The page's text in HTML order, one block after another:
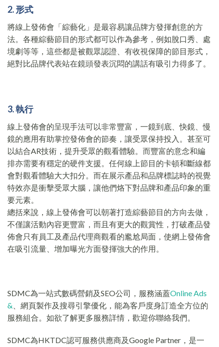
2. 形式
將線上發佈會「綜藝化」是最容易讓品牌方發揮創意的方
法。各種綜藝節目的形式都可以作為參考，例如脫口秀、處
境劇等等，這些都是被觀眾認證、有收視保障的節目形式，
絕對比品牌代表站在鏡頭發表沉悶的講話有吸引力得多了。
3. 執行
線上發佈會的呈現手法可以非常豐富，一鏡到底、快鏡、慢
鏡的應用有助掌控發佈會的節奏，讓受眾保持投入。甚至可
以結合AR技術，提升受眾的觀看體驗。而豐富的意念和編
排亦需要有穩定的硬件支援。任何線上節目的卡頓和斷線都
會對觀看體驗大大扣分。而在展示產品和品牌標誌時的視覺
特效亦是衝擊受眾大腦，讓他們烙下對品牌和產品印象的重
要元素。
總括來說，線上發佈會可以朝著打造綜藝節目的方向去做，
不僅讓活動內容更豐富，而且有更大的觀賞性，打破產品發
佈會只有員工及產品代理商觀看的尷尬局面，使網上發佈會
在吸引流量、增加曝光方面發揮強大的作用。
SDMC為一站式數碼營銷及SEO公司，服務涵蓋Online Ads
& 、網頁製作及搜尋引擎優化，能為客戶度身訂造全方位的
服務組合。如欲了解更多服務詳情，歡迎你聯絡我們。
SDMC為HKTDC認可服務供應商及Google Partner，是一